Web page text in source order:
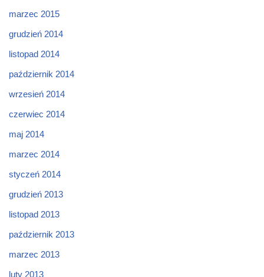
marzec 2015
grudzień 2014
listopad 2014
październik 2014
wrzesień 2014
czerwiec 2014
maj 2014
marzec 2014
styczeń 2014
grudzień 2013
listopad 2013
październik 2013
marzec 2013
luty 2013